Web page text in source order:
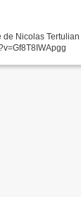
de Nicolas Tertulian